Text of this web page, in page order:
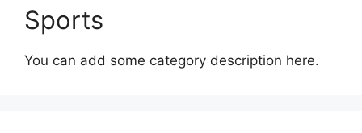
Sports
You can add some category description here.